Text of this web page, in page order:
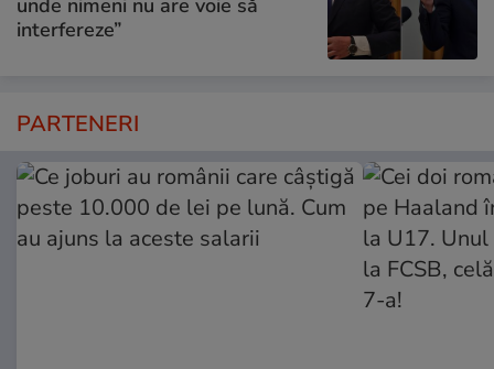
unde nimeni nu are voie să
interfereze”
PARTENERI